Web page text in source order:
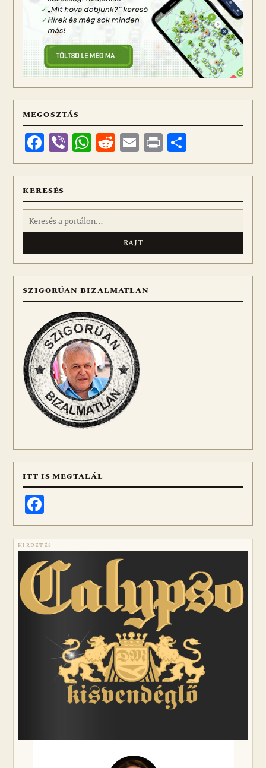
MEGOSZTÁS
Facebook
ViberWhatsApp
Reddit
Email
Print
meg
KERESÉS
Keresés:
SZIGORÚAN BIZALMATLAN
ITT IS MEGTALÁL
HIRDETÉS